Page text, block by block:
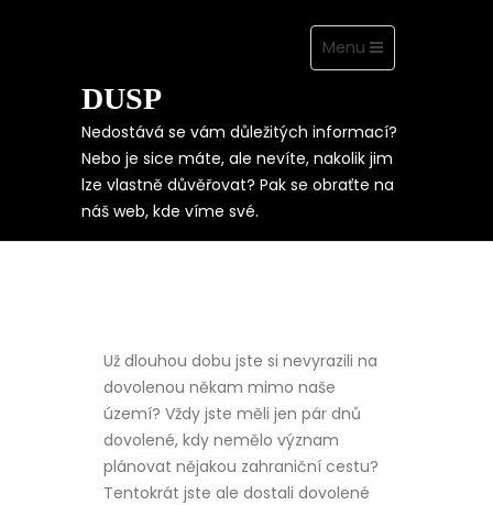
Toggle
navigation
Menu
DUSP
Nedostává se vám důležitých informací?
Nebo je sice máte, ale nevíte, nakolik jim
lze vlastně důvěřovat? Pak se obraťte na
náš web, kde víme své.
DOVOLENÁ JAK MÁ
BÝT
Už dlouhou dobu jste si nevyrazili na
dovolenou někam mimo naše
území? Vždy jste měli jen pár dnů
dovolené, kdy nemělo význam
plánovat nějakou zahraniční cestu?
Tentokrát jste ale dostali dovolené